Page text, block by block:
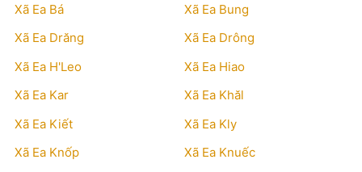
Xã Ea Bá
Xã Ea Bung
Xã Ea Drăng
Xã Ea Drông
Xã Ea H'Leo
Xã Ea Hiao
Xã Ea Kar
Xã Ea Khăl
Xã Ea Kiết
Xã Ea Kly
Xã Ea Knốp
Xã Ea Knuếc